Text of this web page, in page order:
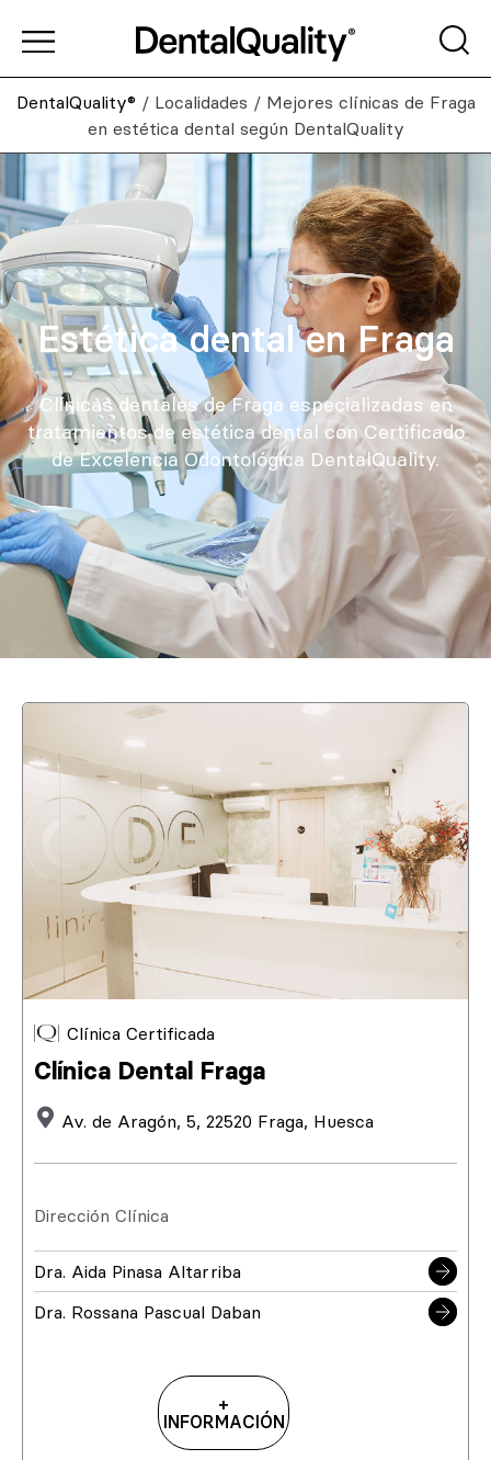
DentalQuality® / Localidades / Mejores clínicas de Fraga
en estética dental según DentalQuality
Estética dental en Fraga
Clínicas dentales de Fraga especializadas en
tratamientos de estética dental con Certificado
de Excelencia Odontológica DentalQuality.
Clínica Certificada
Clínica Dental Fraga
Av. de Aragón, 5, 22520 Fraga, Huesca
Dirección Clínica
Dra. Aida Pinasa Altarriba
Dra. Rossana Pascual Daban
+
INFORMACIÓN